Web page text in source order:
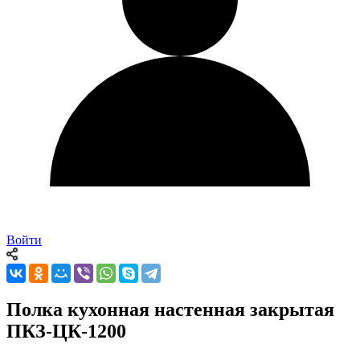
Войти
Полка кухонная настенная закрытая
ПКЗ-ЦК-1200